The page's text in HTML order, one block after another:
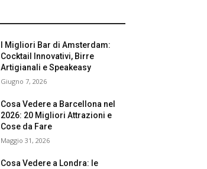
I Migliori Bar di Amsterdam:
Cocktail Innovativi, Birre
Artigianali e Speakeasy
Giugno 7, 2026
Cosa Vedere a Barcellona nel
2026: 20 Migliori Attrazioni e
Cose da Fare
Maggio 31, 2026
Cosa Vedere a Londra: le